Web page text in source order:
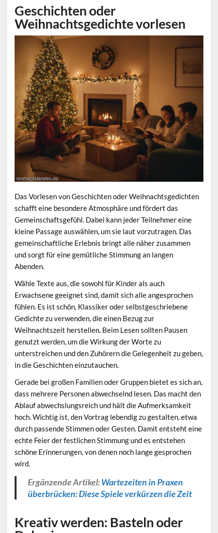
Geschichten oder
Weihnachtsgedichte vorlesen
Das Vorlesen vonGeschichten oder Weihnachtsgedichten
schafft eine besondere Atmosphäre und fördert das
Gemeinschaftsgefühl. Dabei kann jeder Teilnehmer eine
kleine Passage auswählen, um sie laut vorzutragen. Das
gemeinschaftliche Erlebnis bringt alle näher zusammen
und sorgt für eine gemütliche Stimmung an langen
Abenden.
Wähle Texte aus, die sowohl für Kinder als auch
Erwachsene geeignet sind, damit sich alle angesprochen
fühlen. Es ist schön, Klassiker oder selbstgeschriebene
Gedichte zu verwenden, die einen Bezug zur
Weihnachtszeit herstellen. Beim Lesen sollten Pausen
genutzt werden, um die Wirkung der Worte zu
unterstreichen und den Zuhörern die Gelegenheit zu geben,
in die Geschichten einzutauchen.
Gerade bei großen Familien oder Gruppen bietet es sich an,
dass mehrere Personen abwechselnd lesen. Das macht den
Ablauf abwechslungsreich und hält die Aufmerksamkeit
hoch. Wichtig ist, den Vortrag lebendig zu gestalten, etwa
durch passende Stimmen oder Gesten. Damit entsteht eine
echte Feier der festlichen Stimmung und es entstehen
schöne Erinnerungen, von denen noch lange gesprochen
wird.
Ergänzende Artikel:Wartezeiten in Praxen
überbrücken: Diese Spiele verkürzen die Zeit
Kreativ werden: Basteln oder